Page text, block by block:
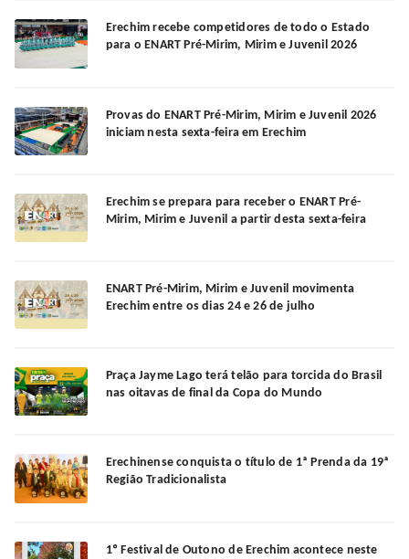
Erechim recebe competidores de todo o Estado
para o ENART Pré-Mirim, Mirim e Juvenil 2026
Provas do ENART Pré-Mirim, Mirim e Juvenil 2026
iniciam nesta sexta-feira em Erechim
Erechim se prepara para receber o ENART Pré-
Mirim, Mirim e Juvenil a partir desta sexta-feira
ENART Pré-Mirim, Mirim e Juvenil movimenta
Erechim entre os dias 24 e 26 de julho
Praça Jayme Lago terá telão para torcida do Brasil
nas oitavas de final da Copa do Mundo
Erechinense conquista o título de 1ª Prenda da 19ª
Região Tradicionalista
1º Festival de Outono de Erechim acontece neste